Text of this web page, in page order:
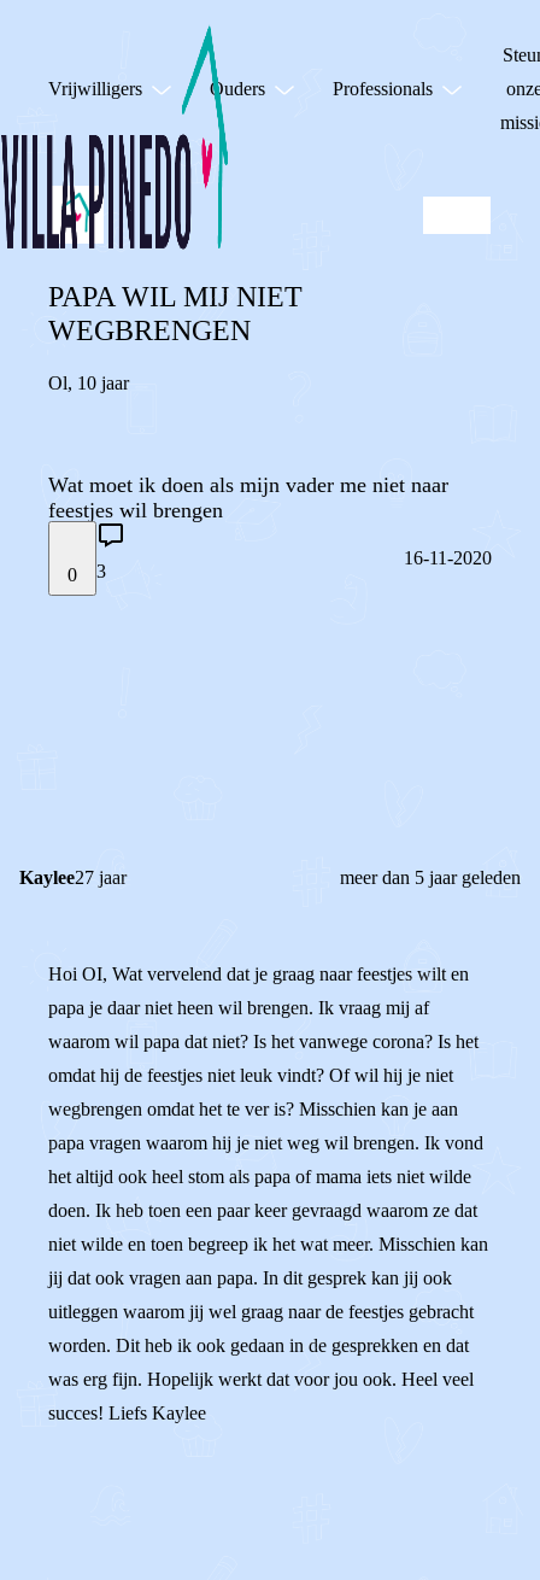
Vrijwilligers Ouders Professionals
PAPA WIL MIJ NIET
WEGBRENGEN
Ol, 10 jaar
Wat moet ik doen als mijn vader me niet naar
feestjes wil brengen
0 3
16-11-2020
Kaylee27 jaar meer dan 5 jaar geleden
Hoi OI, Wat vervelend dat je graag naar feestjes wilt en
papa je daar niet heen wil brengen. Ik vraag mij af
waarom wil papa dat niet? Is het vanwege corona? Is het
omdat hij de feestjes niet leuk vindt? Of wil hij je niet
wegbrengen omdat het te ver is? Misschien kan je aan
papa vragen waarom hij je niet weg wil brengen. Ik vond
het altijd ook heel stom als papa of mama iets niet wilde
doen. Ik heb toen een paar keer gevraagd waarom ze dat
niet wilde en toen begreep ik het wat meer. Misschien kan
jij dat ook vragen aan papa. In dit gesprek kan jij ook
uitleggen waarom jij wel graag naar de feestjes gebracht
worden. Dit heb ik ook gedaan in de gesprekken en dat
was erg fijn. Hopelijk werkt dat voor jou ook. Heel veel
succes! Liefs Kaylee